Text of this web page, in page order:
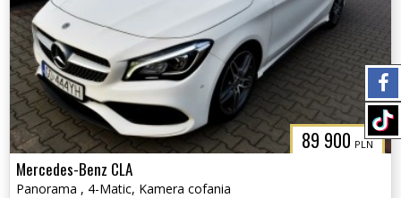
89 900 PLN
Mercedes-Benz CLA
Panorama , 4-Matic, Kamera cofania